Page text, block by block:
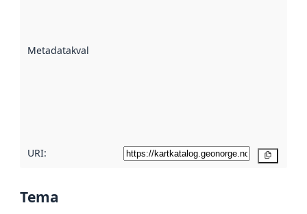
Metadatakvalitet
URI:
Tema